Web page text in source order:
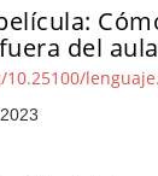
del